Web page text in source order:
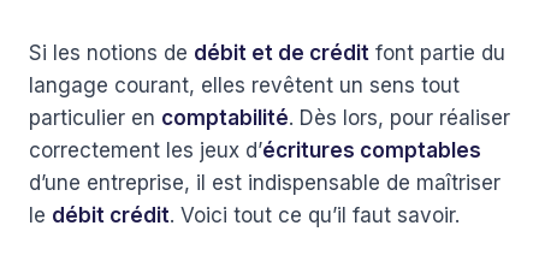
Si les notions de débit et de crédit font partie du
langage courant, elles revêtent un sens tout
particulier en comptabilité. Dès lors, pour réaliser
correctement les jeux d’écritures comptables
d’une entreprise, il est indispensable de maîtriser
le débit crédit. Voici tout ce qu’il faut savoir.